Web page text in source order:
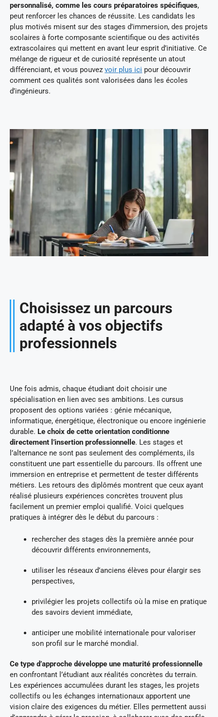
personnalisé, comme les cours préparatoires spécifiques,
peut renforcer les chances de réussite. Les candidats les
plus motivés misent sur des stages d’immersion, des projets
scolaires à forte composante scientifique ou des activités
extrascolaires qui mettent en avant leur esprit d’initiative. Ce
mélange de rigueur et de curiosité représente un atout
différenciant, et vous pouvez voir plus ici pour découvrir
comment ces qualités sont valorisées dans les écoles
d’ingénieurs.
Choisissez un parcours
adapté à vos objectifs
professionnels
Une fois admis, chaque étudiant doit choisir une
spécialisation en lien avec ses ambitions. Les cursus
proposent des options variées : génie mécanique,
informatique, énergétique, électronique ou encore ingénierie
durable. Le choix de cette orientation conditionne
directement l’insertion professionnelle. Les stages et
l’alternance ne sont pas seulement des compléments, ils
constituent une part essentielle du parcours. Ils offrent une
immersion en entreprise et permettent de tester différents
métiers. Les retours des diplômés montrent que ceux ayant
réalisé plusieurs expériences concrètes trouvent plus
facilement un premier emploi qualifié. Voici quelques
pratiques à intégrer dès le début du parcours :
rechercher des stages dès la première année pour
découvrir différents environnements,
utiliser les réseaux d’anciens élèves pour élargir ses
perspectives,
privilégier les projets collectifs où la mise en pratique
des savoirs devient immédiate,
anticiper une mobilité internationale pour valoriser
son profil sur le marché mondial.
Ce type d’approche développe une maturité professionnelle
en confrontant l’étudiant aux réalités concrètes du terrain.
Les expériences accumulées durant les stages, les projets
collectifs ou les échanges internationaux apportent une
vision claire des exigences du métier. Elles permettent aussi